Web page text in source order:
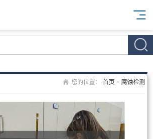
您的位置： 首页 > 腐蚀检测